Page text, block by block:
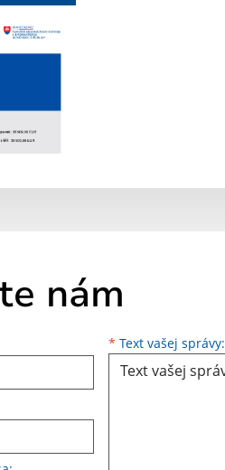
nám
* Text vašej správy: